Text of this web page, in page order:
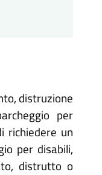
distruzione
per
richiedere un
per disabili,
distrutto o